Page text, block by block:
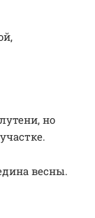
но
весны.